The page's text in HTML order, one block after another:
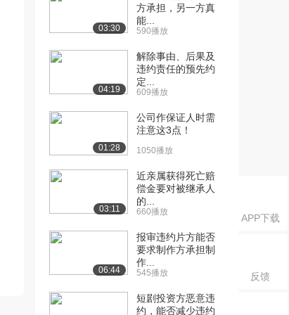
APP下载
反馈
03:30
方承担，另一方真
能...
590播放
04:19
解除事由、后果及
违约责任的预先约
定...
609播放
01:28
公司作保证人时需
注意这3点！
1050播放
03:11
近亲属获得死亡赔
偿金要对被继承人
的...
660播放
06:44
报审违约片方能否
要求制作方承担制
作...
545播放
短剧投资方恶意违
约，能否减少违约